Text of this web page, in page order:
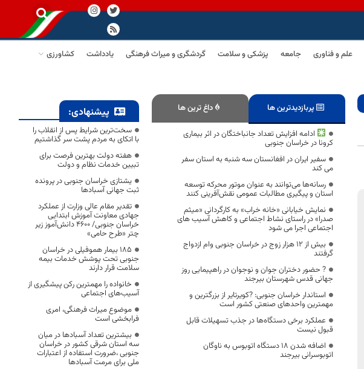
علم و فناوری جامعه پزشکی و سلامت گردشگری و میراث فرهنگی یادداشت
کشاورزی
پربازدیدترین ها داغ ترین ها
ادامه افزایش تعداد جانباختگان در اثر بیماری
کرونا در خراسان جنوبی
سفیر ایران در افغانستان سه شنبه به استان سفر
می کند
رسانه‌ها می‌توانند به عنوان موتور محرکه توسعه
استان و پیگیری مطالبات عمومی نقش‌آفرینی کنند
نمایش خیابانی «خانه خراب» به کارگردانی «میثم
صدرا» در راستای نشاط اجتماعی و کاهش آسیب های
اجتماعی اجرا می شود
بیش از ۱۲ هزار زوج در خراسان جنوبی وام ازدواج
گرفتند
? حضور دختران جوان و نوجوان در راهپیمایی روز
جهانی قدس شهرستان بیرجند
استاندار خراسان جنوبی: ?کویرتایر از بزرگترین و
مهمترین واحدهای صنعتی کشور است
عملکرد برخی دستگاه‌ها در جذب تسهیلات قابل
قبول نیست
اضافه شدن 18 دستگاه اتوبوس به ناوگان
اتوبوسرانی بیرجند
پیشنهادی:
سخت‌ترین شرایط پس از انقلاب را
با اتکای به مردم پشت سر گذاشتیم
هفته دولت بهترین فرصت برای
تبیین خدمات نظام و دولت
یشتازی خراسان جنوبی در پرونده
ثبت جهانی آسبادها
تقدیر مقام عالی وزارت از عملکرد
جهادی معاونت آموزش ابتدایی
خراسان جنوبی/ ۴۶۰۰ دانش‌آموز زیر
چتر «طرح حامی»
۱۸۵ بیمار هموفیلی در خراسان
جنوبی تحت پوشش خدمات بیمه
سلامت قرار دارند
خانواده را مهمترین رکن پیشگیری از
آسیب‌های اجتماعی
موضوع میراث فرهنگی، امری
فرابخشی است
بیشترین تعداد آسبادها در میان
سه استان شرقی کشور در خراسان
جنوبی ،ضرورت استفاده از اعتبارات
ملی برای مرمت آسبادها